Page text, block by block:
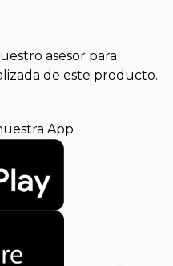
asesor para
de este producto.
App